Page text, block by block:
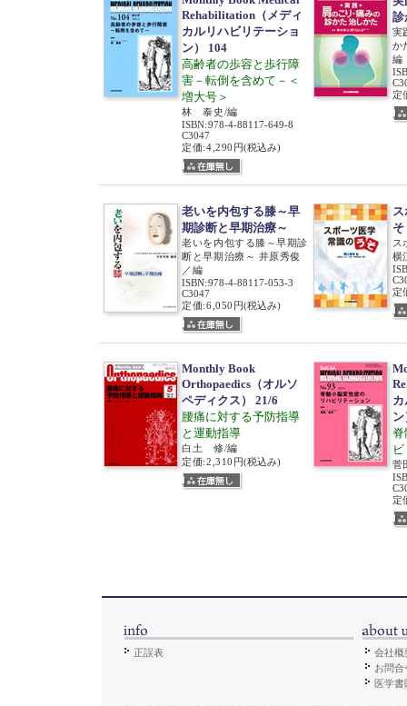
Rehabilitation（メディ
カルリハビリテーショ
ン） 104
高齢者の歩容と歩行障
害－転倒を含めて－＜
増大号＞
林 泰史/編
ISBN:978-4-88117-649-8
C3047
定価:4,290円(税込み)
診
実
か
編
定
老いを内包する膝～早
期診断と早期治療～
老いを内包する膝～早期診
断と早期治療～ 井原秀俊
／編
ISBN:978-4-88117-053-3
C3047
定価:6,050円(税込み)
そ
ス
横
定
Monthly Book
Orthopaedics（オルソ
ペディクス） 21/6
腰痛に対する予防指導
と運動指導
白土 修/編
定価:2,310円(税込み)
ン
脊
菅
定
正誤表
会社概
お問合
医学